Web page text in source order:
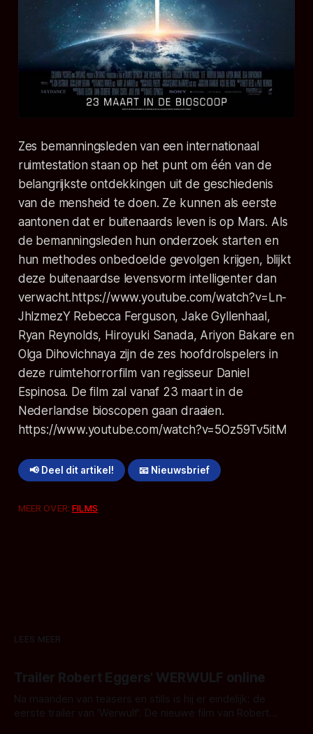
Zes bemanningsleden van een internationaal
ruimtestation staan op het punt om één van de
belangrijkste ontdekkingen uit de geschiedenis
van de mensheid te doen. Ze kunnen als eerste
aantonen dat er buitenaards leven is op Mars. Als
de bemanningsleden hun onderzoek starten en
hun methodes onbedoelde gevolgen krijgen, blijkt
deze buitenaardse levensvorm intelligenter dan
verwacht.https://www.youtube.com/watch?v=Ln-
JhlzmezY Rebecca Ferguson, Jake Gyllenhaal,
Ryan Reynolds, Hiroyuki Sanada, Ariyon Bakare en
Olga Dihovichnaya zijn de zes hoofdrolspelers in
deze ruimtehorrorfilm van regisseur Daniel
Espinosa. De film zal vanaf 23 maart in de
Nederlandse bioscopen gaan draaien.
https://www.youtube.com/watch?v=5Oz59Tv5itM
📢 Deel dit artikel! 📧 Nieuwsbrief
MEER OVER:FILMS
LEES MEER
Trailer Robert Eggers' WERWULF online
Na maanden van teasers en stills is hij er eindelijk: de
eerste trailer van 'Werwulf'. De nieuwe film van Robert